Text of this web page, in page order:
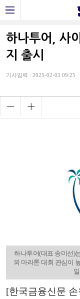
하나투어, 사
지 출시
기사입력 : 2025-02-03 09:25
하나투어(대표 송미선)
외 마라톤 대회 관심이
[한국금융신문